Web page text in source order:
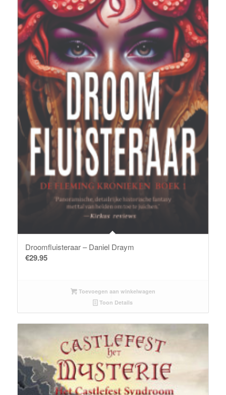
Droomfluisteraar – Daniel Draym
€29.95
Toevoegen aan winkelwagen
Toon Details